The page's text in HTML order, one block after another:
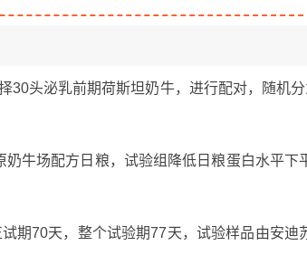
头泌乳前期荷斯坦奶牛，进行配对，随机分
牛场配方日粮，试验组降低日粮蛋白水平下
期70天，整个试验期77天，试验样品由安迪